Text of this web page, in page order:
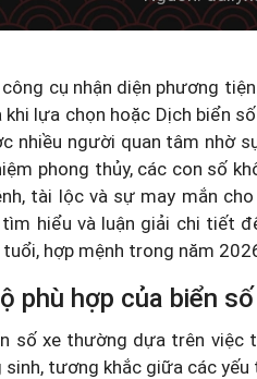
cụ nhận diện phương
lựa chọn hoặc Dịch biển
nhiều người quan tâm nhờ
phong thủy, các con số
tài lộc và sự may mắn
tìm hiểu và luận giải chi tiết
hợp mệnh trong năm
phù hợp của biển
số xe thường dựa trên việc
sinh, tương khắc giữa các yếu